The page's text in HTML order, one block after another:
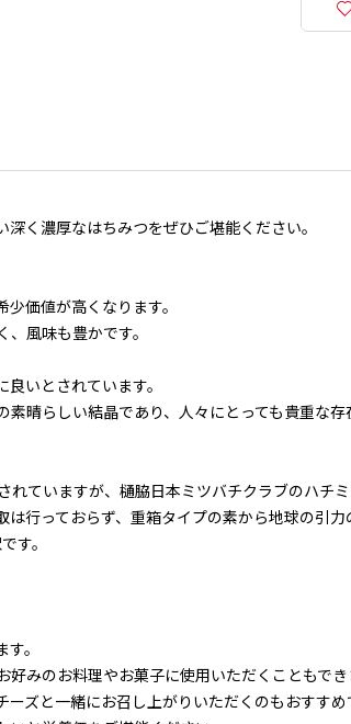
く濃厚なはちみつをぜひご堪能ください。
価値が高くなります。
風味も豊かです。
いとされています。
晴らしい結晶であり、人々にとっても貴重な存
ていますが、樋脇日本ミツバチクラブのハチ
行っておらず、重箱タイプの素から地球の引力
す。
。
みのお料理やお菓子に使用いただくこともでき
ズと一緒にお召し上がりいただくのもおすすめ